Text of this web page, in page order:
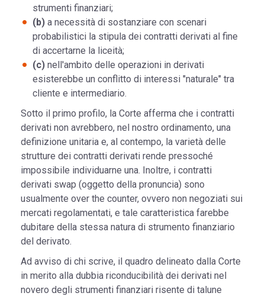
strumenti finanziari;
(b) a necessità di sostanziare con scenari
probabilistici la stipula dei contratti derivati al fine
di accertarne la liceità;
(c) nell'ambito delle operazioni in derivati
esisterebbe un conflitto di interessi "naturale" tra
cliente e intermediario.
Sotto il primo profilo, la Corte afferma che i contratti
derivati non avrebbero, nel nostro ordinamento, una
definizione unitaria e, al contempo, la varietà delle
strutture dei contratti derivati rende pressoché
impossibile individuarne una. Inoltre, i contratti
derivati swap (oggetto della pronuncia) sono
usualmente over the counter, ovvero non negoziati sui
mercati regolamentati, e tale caratteristica farebbe
dubitare della stessa natura di strumento finanziario
del derivato.
Ad avviso di chi scrive, il quadro delineato dalla Corte
in merito alla dubbia riconducibilità dei derivati nel
novero degli strumenti finanziari risente di talune